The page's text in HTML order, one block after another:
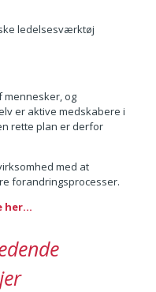
ledelsesværktøj
og
er aktive medskabere i
rette plan er derfor
med at
forandringsprocesser.
her...